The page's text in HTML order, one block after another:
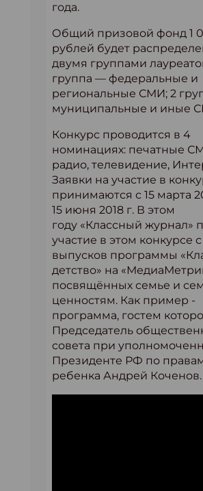
года.
Общий призовой фонд 1
рублей будет
двумя группами
группа — федеральные и
региональные СМИ; 2
муниципальные и иные
Конкурс проводится в 4
номинациях: печатные
радио, телевидение,
Заявки на участие в
принимаются с 15 марта
15 июня 2018 г. В этом
году «Классный журнал»
участие в этом конкурсе
выпусков программы
детство» на
посвящённых семье и
ценностям. Как пример -
программа, гостем
Председатель
совета при
Президенте РФ по
ребенка Андрей Коченов.